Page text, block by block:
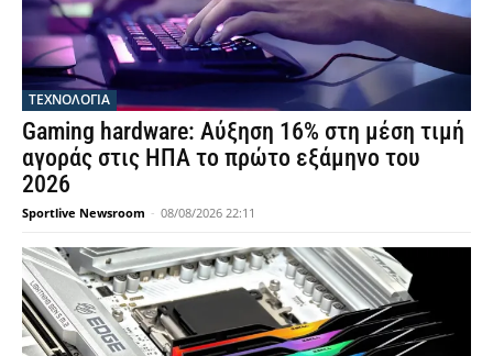
ΤΕΧΝΟΛΟΓΙΑ
Gaming hardware: Αύξηση 16% στη μέση τιμή
αγοράς στις ΗΠΑ το πρώτο εξάμηνο του
2026
Sportlive Newsroom - 08/08/2026 22:11